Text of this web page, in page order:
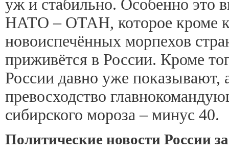
уж и стабильно. Особенно это
НАТО – ОТАН, которое кроме
новоиспечённых морпехов
приживётся в России. Кроме
России давно уже показывают,
превосходство
сибирского мороза – минус 40.
Политические новости России